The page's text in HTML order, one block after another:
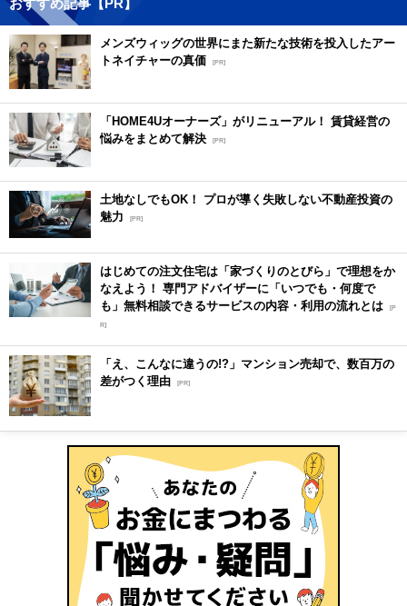
おすすめ記事【PR】
メンズウィッグの世界にまた新たな技術を投入したアー
トネイチャーの真価 [PR]
「HOME4Uオーナーズ」がリニューアル！ 賃貸経営の
悩みをまとめて解決 [PR]
土地なしでもOK！ プロが導く失敗しない不動産投資の
魅力
[PR]
はじめての注文住宅は「家づくりのとびら」で理想をか
なえよう！ 専門アドバイザーに「いつでも・何度で
も」無料相談できるサービスの内容・利用の流れとは [P
R]
「え、こんなに違うの!?」マンション売却で、数百万の
差がつく理由 [PR]